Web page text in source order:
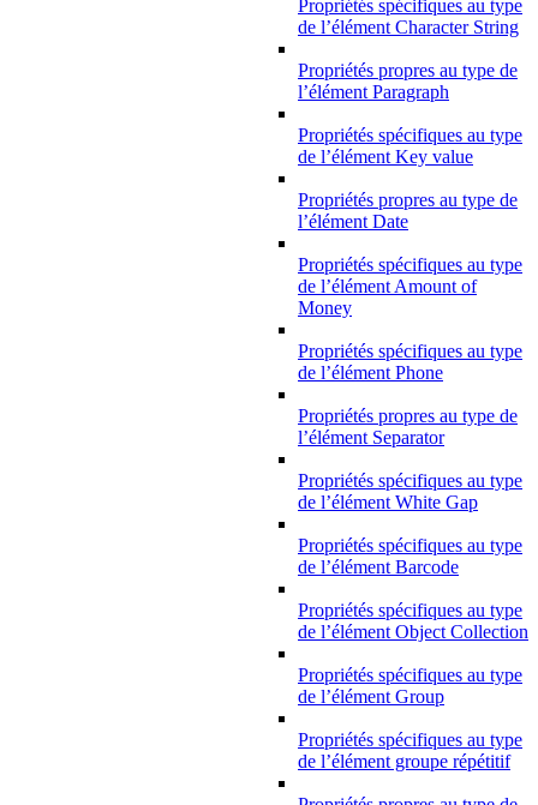
Propriétés spécifiques au type
de l’élément Character String
Propriétés propres au type de
l’élément Paragraph
Propriétés spécifiques au type
de l’élément Key value
Propriétés propres au type de
l’élément Date
Propriétés spécifiques au type
de l’élément Amount of
Money
Propriétés spécifiques au type
de l’élément Phone
Propriétés propres au type de
l’élément Separator
Propriétés spécifiques au type
de l’élément White Gap
Propriétés spécifiques au type
de l’élément Barcode
Propriétés spécifiques au type
de l’élément Object Collection
Propriétés spécifiques au type
de l’élément Group
Propriétés spécifiques au type
de l’élément groupe répétitif